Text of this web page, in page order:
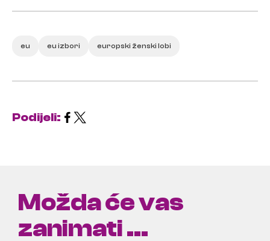
eu eu izbori europski ženski lobi
Podijeli:
Možda će vas
zanimati ...